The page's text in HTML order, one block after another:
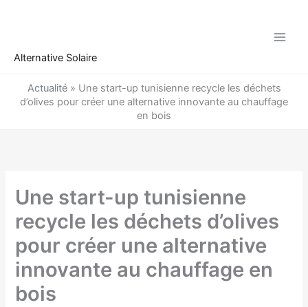
Alternative Solaire
Actualité» Une start-up tunisienne recycle les déchets
d’olives pour créer une alternative innovante au chauffage
en bois
Une start-up tunisienne
recycle les déchets d’olives
pour créer une alternative
innovante au chauffage en
bois